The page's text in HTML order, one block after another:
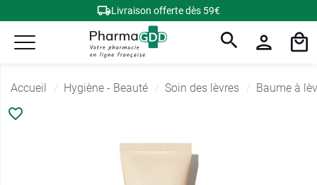
Livraison offerte dès 59€
Accueil Hygiène - Beauté Soin des lèvres Baume à